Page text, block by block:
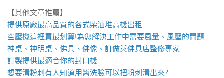
【其他文章推薦】
提供原廠最高品質的各式柴油堆高機出租
空壓機這裡買最划算!為您解決工作中需要風量、風壓的問題
神桌、 神明桌 、 佛具 、佛像、訂做與佛具店整修專家
訂製提供最適合你的封口機
想要清粉刺 有人知道用醫洗臉可以把粉刺 清出來?